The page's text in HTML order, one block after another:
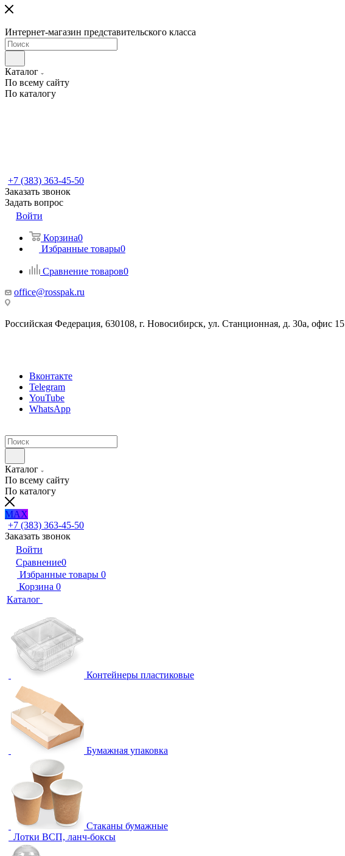
Интернет-магазин представительского класса
Каталог
По всему сайту
По каталогу
+7 (383) 363-45-50
Заказать звонок
Задать вопрос
Войти
Корзина0
Избранные товары0
Сравнение товаров0
office@rosspak.ru
Российская Федерация, 630108, г. Новосибирск, ул. Станционная, д. 30а, офис 15
Вконтакте
Telegram
YouTube
WhatsApp
Каталог
По всему сайту
По каталогу
MAX
+7 (383) 363-45-50
Заказать звонок
Войти
Сравнение0
Избранные товары 0
Корзина 0
Каталог
Контейнеры пластиковые
Бумажная упаковка
Стаканы бумажные
Лотки ВСП, ланч-боксы